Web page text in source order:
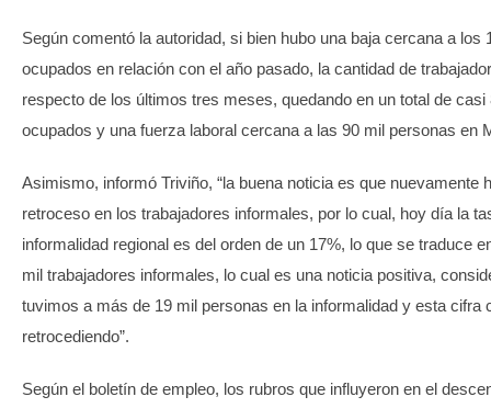
Según comentó la autoridad, si bien hubo una baja cercana a los
ocupados en relación con el año pasado, la cantidad de
respecto de los últimos tres meses, quedando en un total de casi
ocupados y una fuerza laboral cercana a las 90 mil personas en
Asimismo, informó Triviño, “la buena noticia es que nuevamente
retroceso en los trabajadores informales, por lo cual, hoy día la
informalidad regional es del orden de un 17%, lo que se traduce
mil trabajadores informales, lo cual es una noticia positiva,
tuvimos a más de 19 mil personas en la informalidad y esta cifra
retrocediendo”.
Según el boletín de empleo, los rubros que influyeron en el